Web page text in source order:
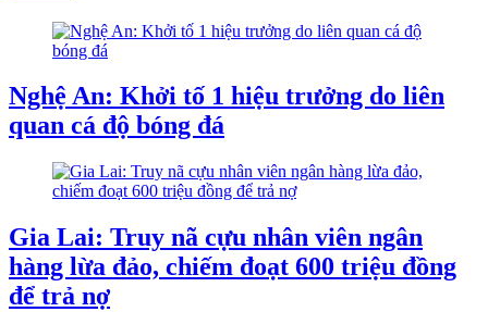
Nghệ An: Khởi tố 1 hiệu trưởng do liên
quan cá độ bóng đá
Gia Lai: Truy nã cựu nhân viên ngân
hàng lừa đảo, chiếm đoạt 600 triệu đồng
để trả nợ